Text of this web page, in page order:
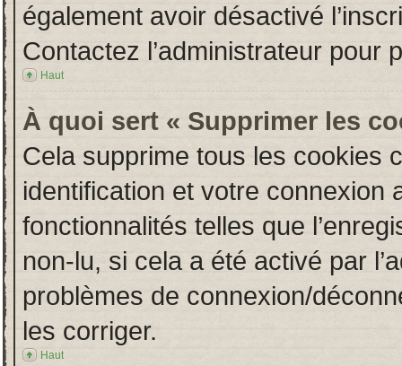
également avoir désactivé
Contactez l’administrateur pour
Haut
À quoi sert « Supprimer les
Cela supprime tous les cookies
identification et votre connexion
fonctionnalités telles que
non-lu, si cela a été activé par
problèmes de connexion/
les corriger.
Haut